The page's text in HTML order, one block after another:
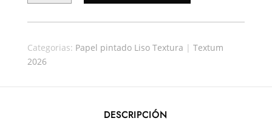
TEXTUM
24495
Categorias: Papel pintado Liso Textura | Textum
2026
DESCRIPCIÓN